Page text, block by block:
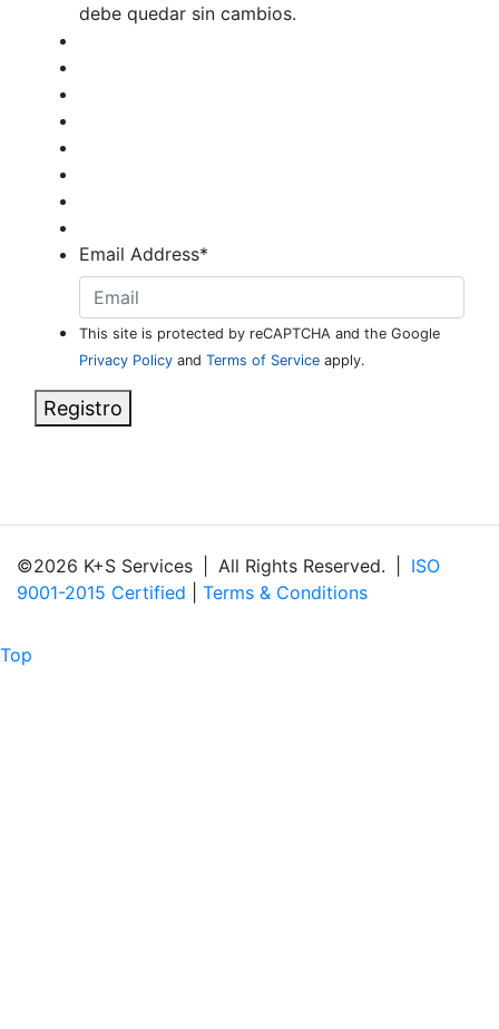
debe quedar sin cambios.
Email Address*
This site is protected by reCAPTCHA and the Google
Privacy Policy and Terms of Service apply.
Registro
©2026 K+S Services All Rights Reserved.
ISO
9001-2015 Certified
Terms & Conditions
Top